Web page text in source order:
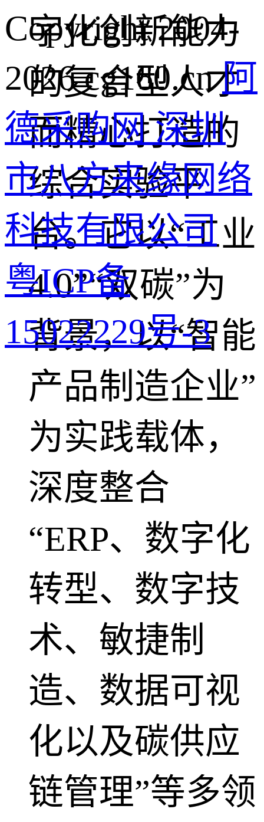
字化创新能力
的复合型人才
而精心打造的
综合实验平
台。它以“工业
4.0”“双碳”为
背景，以“智能
产品制造企业”
为实践载体，
深度整合
“ERP、数字化
转型、数字技
术、敏捷制
造、数据可视
化以及碳供应
链管理”等多领
Copyright 2004-
2026 cg160.cn阿
德采购网 深圳
市八方来缘网络
科技有限公司
粤ICP备
15022229号-3